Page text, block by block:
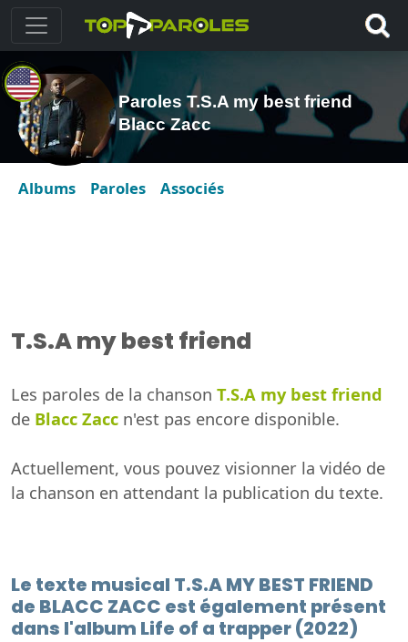
Paroles T.S.A my best friend
Blacc Zacc
Albums Paroles Associés
T.S.A my best friend
Les paroles de la chanson T.S.A my best friend
de Blacc Zacc n'est pas encore disponible.
Actuellement, vous pouvez visionner la vidéo de
la chanson en attendant la publication du texte.
Le texte musical T.S.A MY BEST FRIEND
de BLACC ZACC est également présent
dans l'album Life of a trapper (2022)